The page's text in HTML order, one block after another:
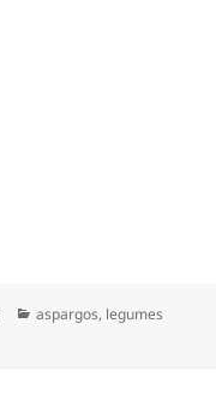
Categorias
aspargos, legumes